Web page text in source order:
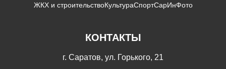
ЖКХ и строительствоКультураСпортСарИнФото
КОНТАКТЫ
г. Саратов, ул. Горького, 21